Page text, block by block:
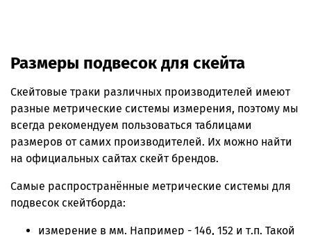
Размеры подвесок для скейта
Скейтовые траки различных производителей имеют
разные метрические системы измерения, поэтому мы
всегда рекомендуем пользоваться таблицами
размеров от самих производителей. Их можно найти
на официальных сайтах скейт брендов.
Самые распространённые метрические системы для
подвесок скейтборда:
измерение в мм. Например - 146, 152 и т.п. Такой